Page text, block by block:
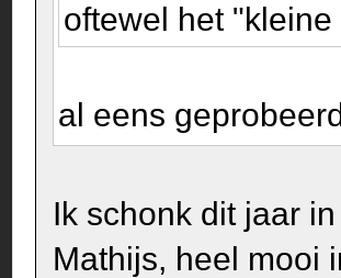
oftewel het
al eens
Ik schonk dit jaar
Mathijs, heel mooi